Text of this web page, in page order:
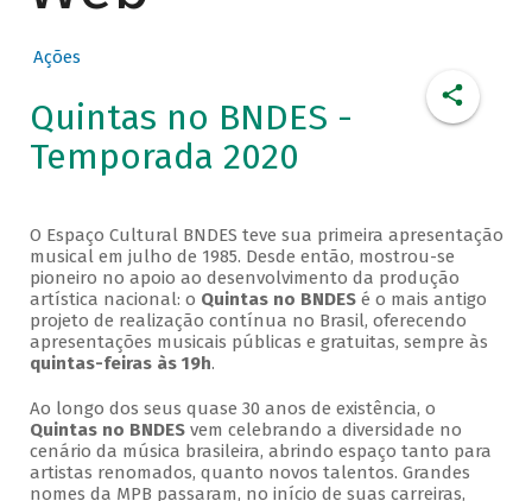
Ações
Quintas no BNDES -
Temporada 2020
O Espaço Cultural BNDES teve sua primeira apresentação
musical em julho de 1985. Desde então, mostrou-se
pioneiro no apoio ao desenvolvimento da produção
artística nacional: o Quintas no BNDESé o mais antigo
projeto de realização contínua no Brasil, oferecendo
apresentações musicais públicas e gratuitas, sempre às
quintas-feiras às 19h.
Ao longo dos seus quase 30 anos de existência, o
Quintas no BNDESvem celebrando a diversidade no
cenário da música brasileira, abrindo espaço tanto para
artistas renomados, quanto novos talentos. Grandes
nomes da MPB passaram, no início de suas carreiras,